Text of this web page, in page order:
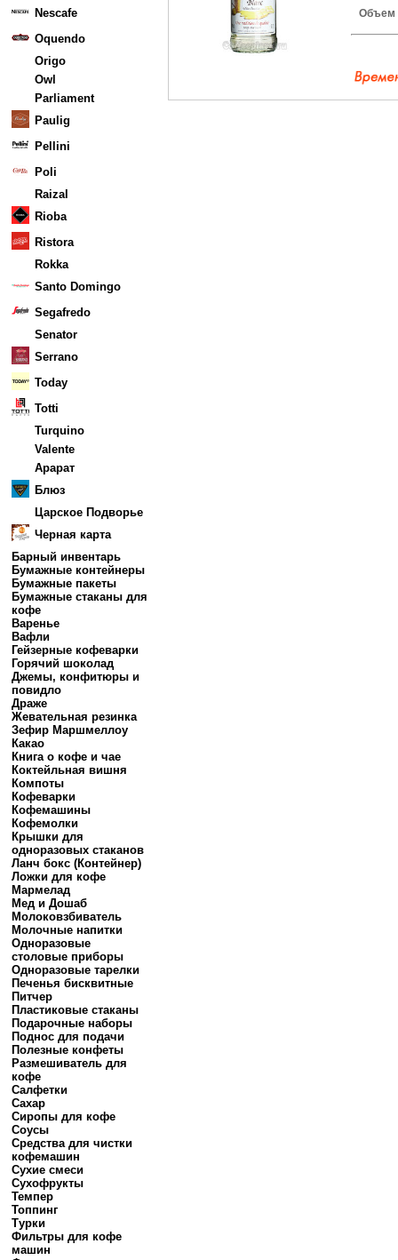
Nescafe
Oquendo
Origo
Owl
Parliament
Paulig
Pellini
Poli
Raizal
Rioba
Ristora
Rokka
Santo Domingo
Segafredo
Senator
Serrano
Today
Totti
Turquino
Valente
Арарат
Блюз
Царское Подворье
Черная карта
Барный инвентарь
Бумажные контейнеры
Бумажные пакеты
Бумажные стаканы для
кофе
Варенье
Вафли
Гейзерные кофеварки
Горячий шоколад
Джемы, конфитюры и
повидло
Драже
Жевательная резинка
Зефир Маршмеллоу
Какао
Книга о кофе и чае
Коктейльная вишня
Компоты
Кофеварки
Кофемашины
Кофемолки
Крышки для
одноразовых стаканов
Ланч бокс (Контейнер)
Ложки для кофе
Мармелад
Мед и Дошаб
Молоковзбиватель
Молочные напитки
Одноразовые
столовые приборы
Одноразовые тарелки
Печенья бисквитные
Питчер
Пластиковые стаканы
Подарочные наборы
Поднос для подачи
Полезные конфеты
Размешиватель для
кофе
Салфетки
Сахар
Сиропы для кофе
Соусы
Средства для чистки
кофемашин
Сухие смеси
Сухофрукты
Темпер
Топпинг
Турки
Фильтры для кофе
машин
Объем